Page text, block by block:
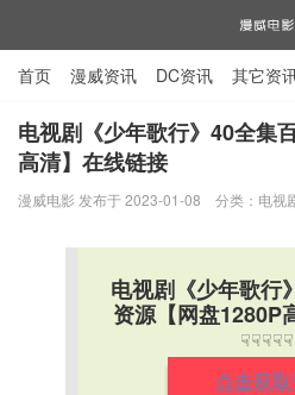
漫威电
首页 漫威资讯 DC资讯 其它资
电视剧资源 漫威图片
电视剧《少年歌行》40全集
高清】在线链接
漫威电影 发布于 2023-01-08 分类： 电视
电视剧《少年歌行
资源【网盘1280P
点击获